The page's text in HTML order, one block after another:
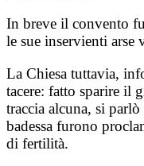
In breve il convento fu
le sue inservienti
La Chiesa tuttavia,
tacere: fatto sparire il
traccia alcuna, si
badessa furono
di fertilità.